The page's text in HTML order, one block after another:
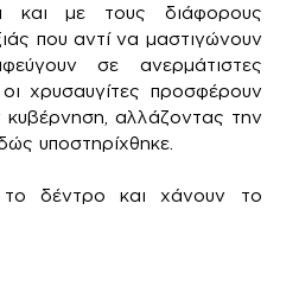
και με τους διάφορους
που αντί να μαστιγώνουν
σε ανερμάτιστες
χρυσαυγίτες προσφέρουν
κυβέρνηση, αλλάζοντας την
υποστηρίχθηκε.
το δέντρο και χάνουν το